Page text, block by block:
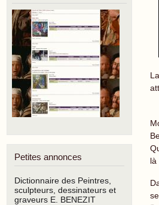
Petites annonces
Dictionnaire des Peintres,
sculpteurs, dessinateurs et
graveurs E. BENEZIT
là